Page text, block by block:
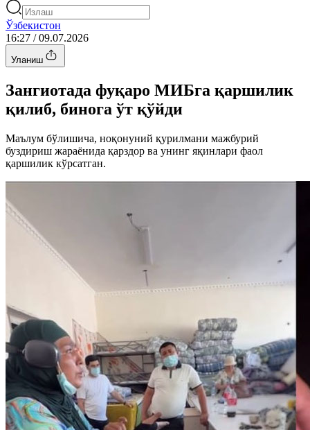
Ўзбекистон
16:27 / 09.07.2026
Уланиш
Зангиотада фуқаро МИБга қаршилик
қилиб, бинога ўт қўйди
Маълум бўлишича, ноқонуний қурилмани мажбурий
буздириш жараёнида қарздор ва унинг яқинлари фаол
қаршилик кўрсатган.